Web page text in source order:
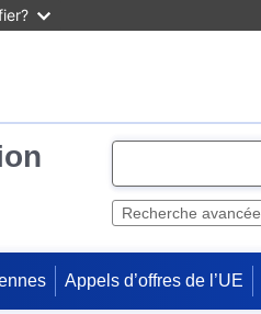
e
Recherche avancée
Appels d’offres de l’UE